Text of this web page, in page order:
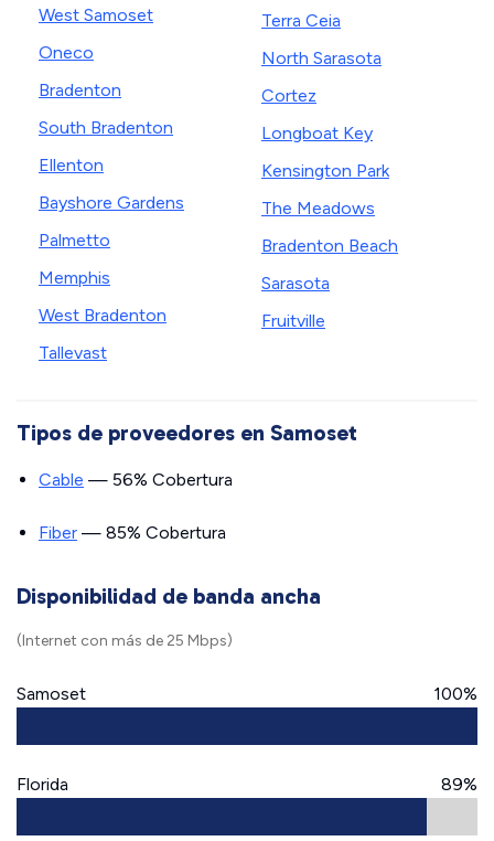
West Samoset
Oneco
Bradenton
South Bradenton
Ellenton
Bayshore Gardens
Palmetto
Memphis
West Bradenton
Tallevast
Terra Ceia
North Sarasota
Cortez
Longboat Key
Kensington Park
The Meadows
Bradenton Beach
Sarasota
Fruitville
Tipos de proveedores en Samoset
Cable — 56% Cobertura
Fiber — 85% Cobertura
Disponibilidad de banda ancha
(Internet con más de 25 Mbps)
Samoset 100%
Florida 89%